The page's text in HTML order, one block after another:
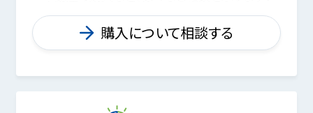
購入について相談する